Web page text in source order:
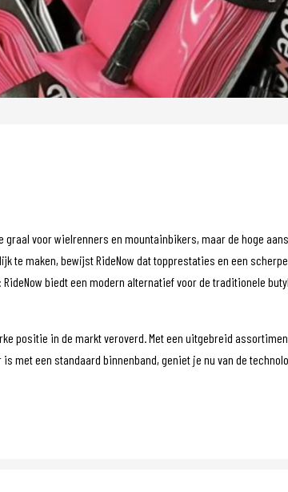
graal voor wielrenners en mountainbikers, maar de hoge
te maken, bewijst RideNow dat topprestaties en een
biedt een modern alternatief voor de traditionele
positie in de markt veroverd. Met een uitgebreid
met een standaard binnenband, geniet je nu van de